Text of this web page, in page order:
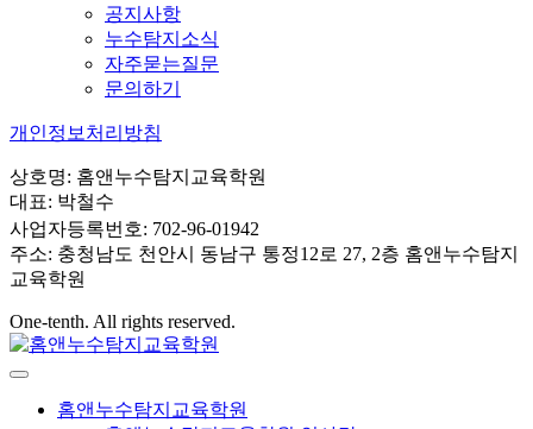
공지사항
누수탐지소식
자주묻는질문
문의하기
개인정보처리방침
상호명: 홈앤누수탐지교육학원
대표: 박철수
사업자등록번호: 702-96-01942
주소: 충청남도 천안시 동남구 통정12로 27, 2층 홈앤누수탐지
교육학원
One-tenth. All rights reserved.
홈앤누수탐지교육학원